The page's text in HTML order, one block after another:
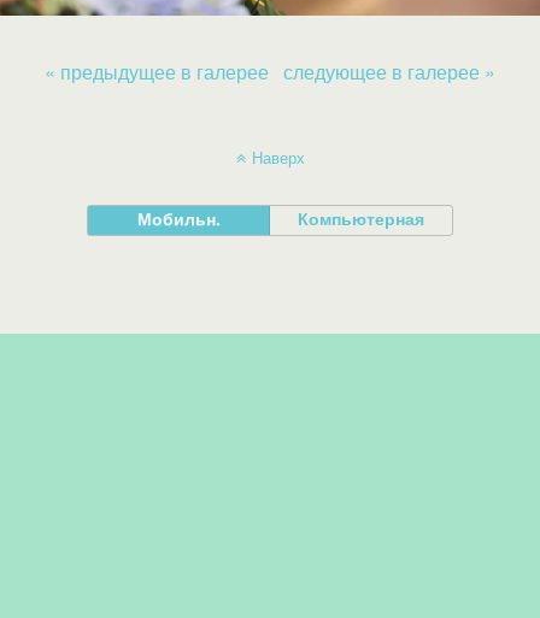
« предыдущее в галерее следующее в галерее »
Наверх
Мобильн. Компьютерная